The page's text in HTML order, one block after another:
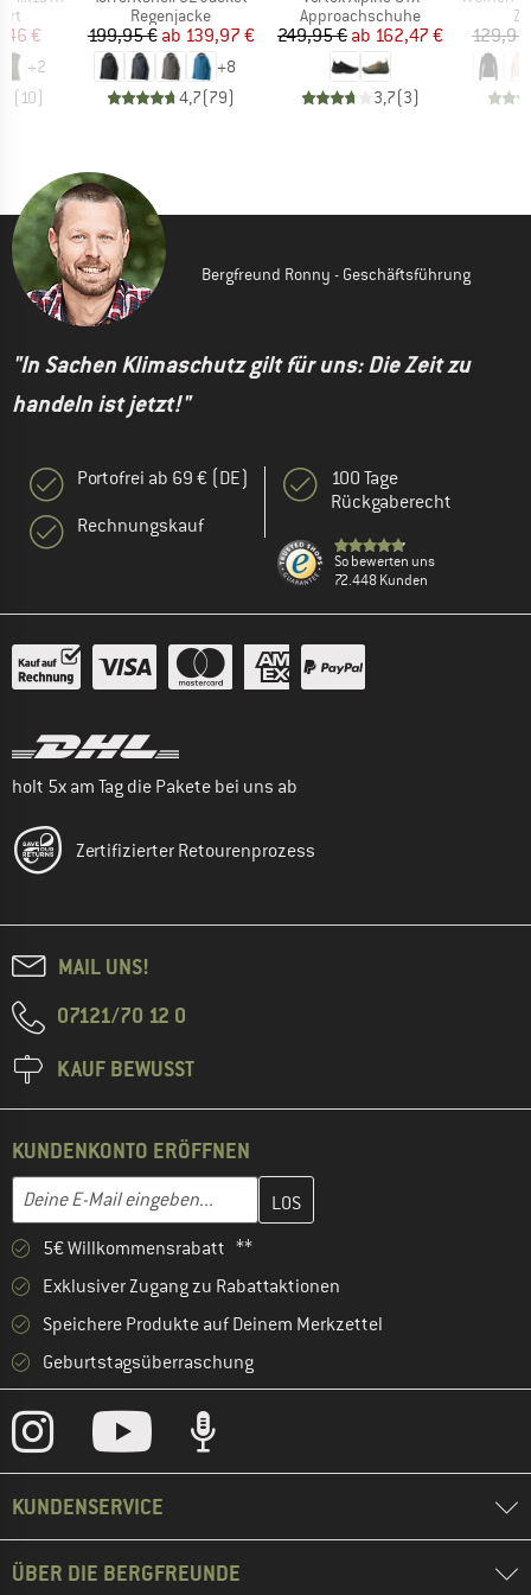
Preis
€
+2
( 10)
Produktgruppe
Regenjacke
Preis
199,95 € reduzierter Preis
ab 139,97 €
+8
4,7(79)
Produktgruppe
Approachschuhe
Preis
249,95 € reduzierter Preis
ab 162,47 €
3,7(3)
129,95
Bergfreund Ronny - Geschäftsführung
"In Sachen Klimaschutz gilt für uns: Die Zeit zu
handeln ist jetzt!"
Portofrei ab 69 € (DE)
Rechnungskauf
100 Tage
Rückgaberecht
So bewerten uns
72.448 Kunden
holt 5x am Tag die Pakete bei uns ab
Zertifizierter Retourenprozess
MAIL UNS!
07121/70 12 0
KAUF BEWUSST
KUNDENKONTO ERÖFFNEN
Deine E-Mail eingeben...
Gib hier deine E-Mail-Adresse ein und erstelle im nächsten
5€ Willkommensrabatt **
Exklusiver Zugang zu Rabattaktionen
Speichere Produkte auf Deinem Merkzettel
Geburtstagsüberraschung
KUNDENSERVICE
ÜBER DIE BERGFREUNDE